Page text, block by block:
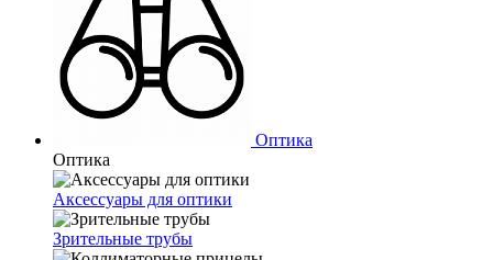
Оптика
Оптика
Аксессуары для оптики
Зрительные трубы